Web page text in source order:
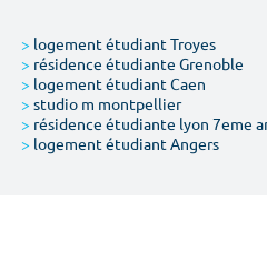
> logement étudiant Troyes
> résidence étudiante Grenoble
> logement étudiant Caen
> studio m montpellier
> résidence étudiante lyon 7eme
> logement étudiant Angers